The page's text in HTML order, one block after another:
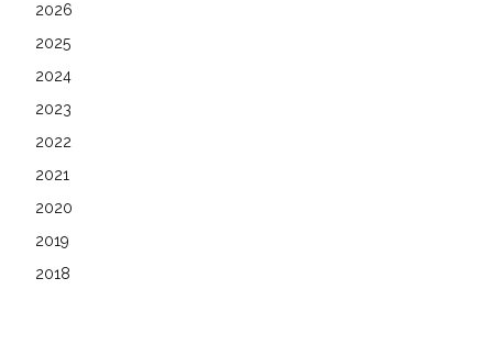
2026
2025
2024
2023
2022
2021
2020
2019
2018